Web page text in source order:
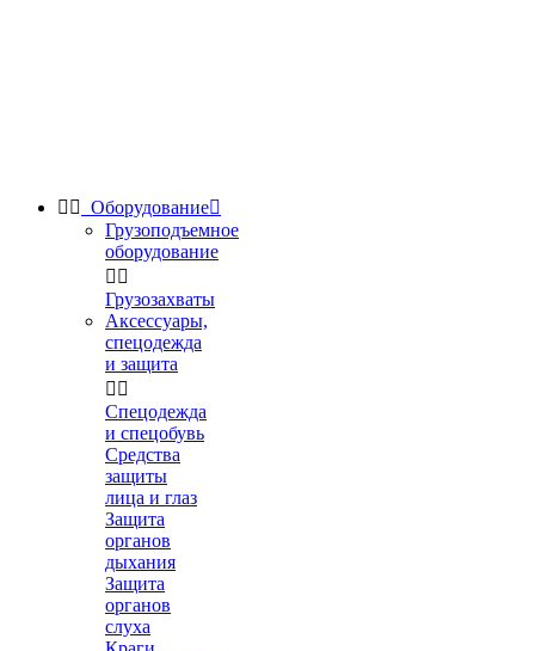
  Оборудование
Грузоподъемное
оборудование
 
Грузозахваты
Аксессуары,
спецодежда
и защита
 
Спецодежда
и спецобувь
Средства
защиты
лица и глаз
Защита
органов
дыхания
Защита
органов
слуха